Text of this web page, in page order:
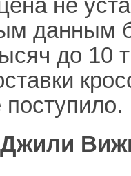
не
данным
до 10